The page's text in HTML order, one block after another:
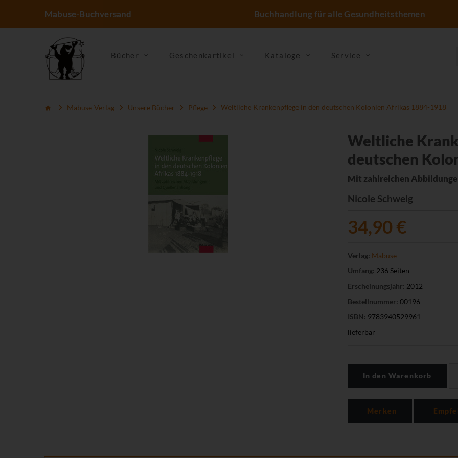
Mabuse-Buchversand Buchhandlung für alle Gesundheitsthemen
Bücher Geschenkartikel Kataloge Service
Mabuse-Verlag Unsere Bücher Pflege Weltliche Krankenpflege in den deutschen Kolonien Afrikas 1884-1918
Weltliche
deutschen
Mit zahlreichen
Nicole Schweig
34,90 €
Verlag: Mabuse
Umfang: 236 Seiten
Erscheinungsjahr: 2012
Bestellnummer: 00196
ISBN: 9783940529961
lieferbar
In den Warenkorb
Merken